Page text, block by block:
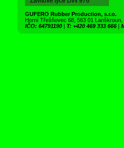
GUFERO Rubber Production, s.r.o.
Horní Třešňovec 68, 563 01 Lanškroun,
IČO: 64791190 | T: +420 469 333 666 |